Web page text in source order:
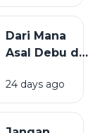
Kecoak,
Hama
Lainnya Ke
Dari Mana
Asal Debu di
Kenali
Penyebab
24 days ago